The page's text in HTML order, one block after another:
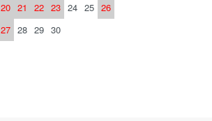
20 21 22 23 24 25 26
27 28 29 30